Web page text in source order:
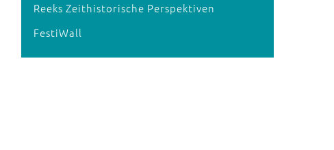
Reeks Zeithistorische Perspektiven
FestiWall